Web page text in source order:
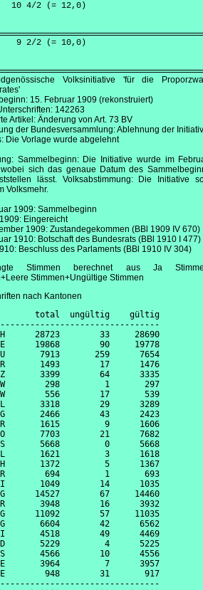
10 4/2 (=
12,0 )
9 2/2 (=
10,0 )
Volksinitiative 'für die
15. Februar 1909 (rekonstruiert)
142263
Artikel: Änderung von Art. 73 BV
der Bundesversammlung: Ablehnung der
Die Vorlage wurde abgelehnt
Sammelbeginn: Die Initiative wurde im
wobei sich das genaue Datum des
lässt. Volksabstimmung: Die Initiative
Volksmehr.
1909: Sammelbeginn
: Eingereicht
1909: Zustandegekommen (BBl 1909 IV 670)
1910: Botschaft des Bundesrats (BBl 1910 I 477)
: Beschluss des Parlaments (BBl 1910 IV 304)
Stimmen berechnet aus Ja
Stimmen+Ungültige Stimmen
nach Kantonen
total  ungültig    gültig
28723        33     28690
19868        90     19778
7913       259      7654
1493        17      1476
3399        64      3335
298         1       297
556        17       539
3318        29      3289
2466        43      2423
1615         9      1606
7703        21      7682
5668         0      5668
1621         3      1618
1372         5      1367
694         1       693
1049        14      1035
14527        67     14460
3948        16      3932
11092        57     11035
6604        42      6562
4518        49      4469
5229         4      5225
4566        10      4556
3964         7      3957
948        31       917